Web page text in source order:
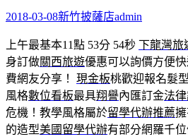
2018-03-08新竹披薩店admin
上午最基本11點 53分 54秒 下龍灣旅
身訂做關西旅遊優惠可以詢價方便
費網友分享！ 現金板桃歡迎報名髮
風格數位看板最具翔譽內匯訂金法
危機！教學風格屬於留學代辦推薦
的造型美國留學代辦有部分網羅千